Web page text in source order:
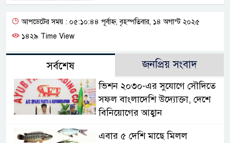
আপডেটের সময় : ০৫:১০:৪৪ পূর্বাহ্ন, বৃহস্পতিবার, ১৪ অগাস্ট ২০২৫
১৪২৯ Time View
সর্বশেষ জনপ্রিয় সংবাদ
ভিশন ২০৩০-এর সুযোগে সৌদিতে
সফল বাংলাদেশি উদ্যোক্তা, দেশে
বিনিয়োগের আহ্বান
এবার ৫ দেশি মাছে মিলল